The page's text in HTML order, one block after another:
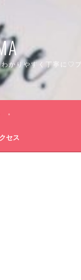
かりやすく丁寧に♡プ
セス